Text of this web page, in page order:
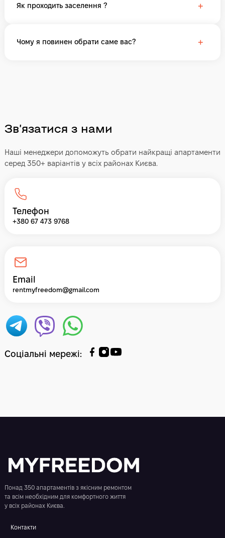
Як проходить заселення ? +
Чому я повинен обрати саме вас? +
Звʼязатися з нами
Наші менеджери допоможуть обрати найкращі апартаменти
серед 350+ варіантів у всіх районах Києва.
Телефон
+380 67 473 9768
Email
rentmyfreedom@gmail.com
Соціальні мережі:
Понад 350 апартаментів з якісним ремонтом
та всім необхідним для комфортного життя
у всіх районах Києва.
Контакти